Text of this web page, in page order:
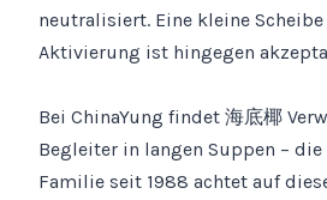
neutralisiert. Eine kleine
Aktivierung ist hingegen
Bei ChinaYung findet 海底椰
Begleiter in langen Suppen – die
Familie seit 1988 achtet auf